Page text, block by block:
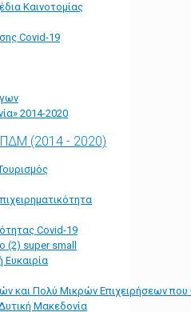
Καινοτομίας
Covid-19
2014-2020
(2014 - 2020)
Covid-19
Ευκαιρία
και Πολύ Μικρών Επιχειρήσεων
Μακεδονία